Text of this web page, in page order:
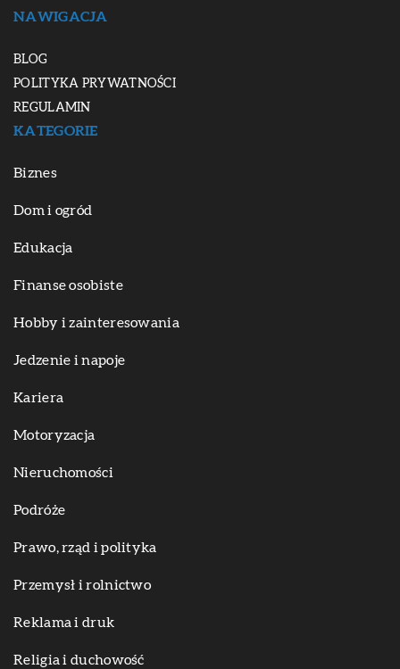
NAWIGACJA
BLOG
POLITYKA PRYWATNOŚCI
REGULAMIN
KATEGORIE
Biznes
Dom i ogród
Edukacja
Finanse osobiste
Hobby i zainteresowania
Jedzenie i napoje
Kariera
Motoryzacja
Nieruchomości
Podróże
Prawo, rząd i polityka
Przemysł i rolnictwo
Reklama i druk
Religia i duchowość